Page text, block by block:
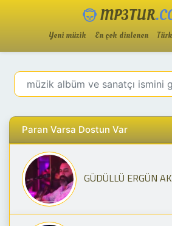
MP3TUR
Yeni müzik En çok dinlenen
Paran Varsa Dostun Var
GÜDÜLLÜ ERGÜN AKLIN VARSA